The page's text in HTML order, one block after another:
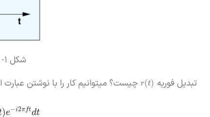
شکل ۱- تابع شیب واحد
تبدیل فوریه r(t) چیست؟ میتوانیم کار را با نوشتن عبارت
)e−i2πftdt